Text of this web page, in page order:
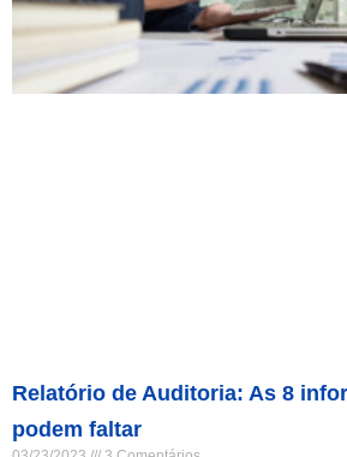
Relatório de Auditoria: As 8
podem faltar